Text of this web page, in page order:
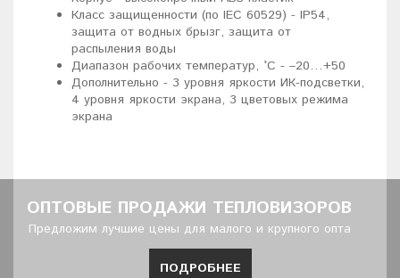
Класс защищенности (по IEC 60529) - IP54,
защита от водных брызг, защита от
распыления воды
Диапазон рабочих температур, °С - –20…+50
Дополнительно - 3 уровня яркости ИК-подсветки,
4 уровня яркости экрана, 3 цветовых режима
экрана
ОПТОВЫЕ ПРОДАЖИ ТЕПЛОВИЗОРОВ
Предложим лучшие цены для малого и крупного опта
ПОДРОБНЕЕ